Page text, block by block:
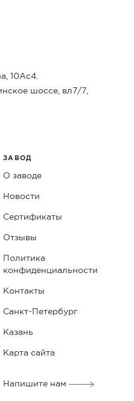
10Ас4.
шоссе, вл7/7,
ЗАВОД
О заводе
Новости
Сертификаты
Отзывы
Политика
конфиденциальности
Контакты
Санкт-Петербург
Казань
Карта сайта
Напишите нам